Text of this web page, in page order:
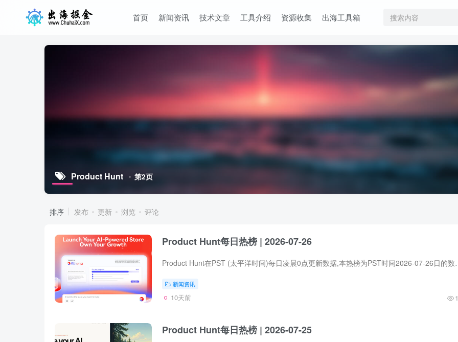
首页 新闻资讯 技术文章 工具介绍 资源收集 出海工具箱
Product Hunt 第2页
排序 发布 更新 浏览 评论
Product Hunt每日热榜 | 2026-07-26
Product Hunt在PST (太平洋时间)每日凌晨0点更
新闻资讯
10天前
Product Hunt每日热榜 | 2026-07-25